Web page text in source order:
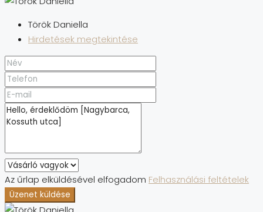
Török Daniella
Hirdetések megtekintése
Az űrlap elküldésével elfogadom Felhasználási feltételek
Üzenet küldése